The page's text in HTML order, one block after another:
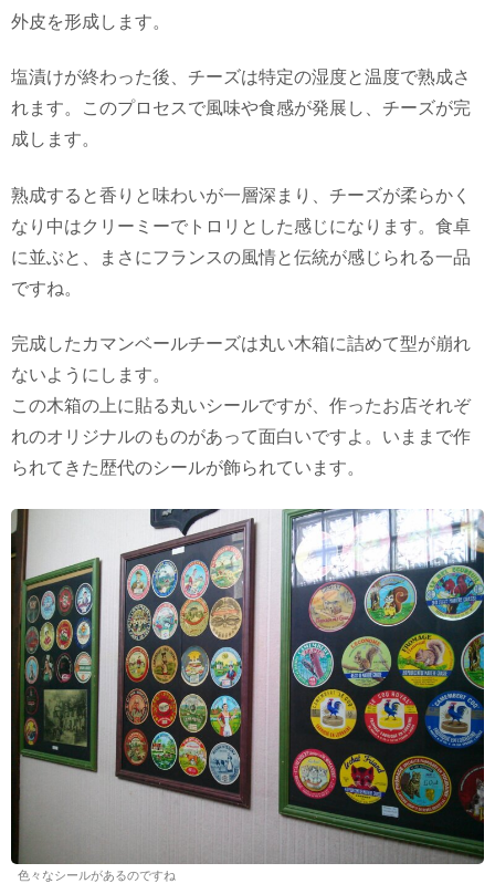
外皮を形成します。
塩漬けが終わった後、チーズは特定の湿度と温度で熟成さ
れます。このプロセスで風味や食感が発展し、チーズが完
成します。
熟成すると香りと味わいが一層深まり、チーズが柔らかく
なり中はクリーミーでトロリとした感じになります。食卓
に並ぶと、まさにフランスの風情と伝統が感じられる一品
ですね。
完成したカマンベールチーズは丸い木箱に詰めて型が崩れ
ないようにします。
この木箱の上に貼る丸いシールですが、作ったお店それぞ
れのオリジナルのものがあって面白いですよ。いままで作
られてきた歴代のシールが飾られています。
色々なシールがあるのですね